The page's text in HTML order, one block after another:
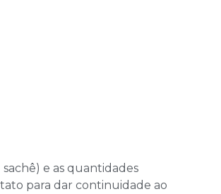
e as quantidades
para dar continuidade ao